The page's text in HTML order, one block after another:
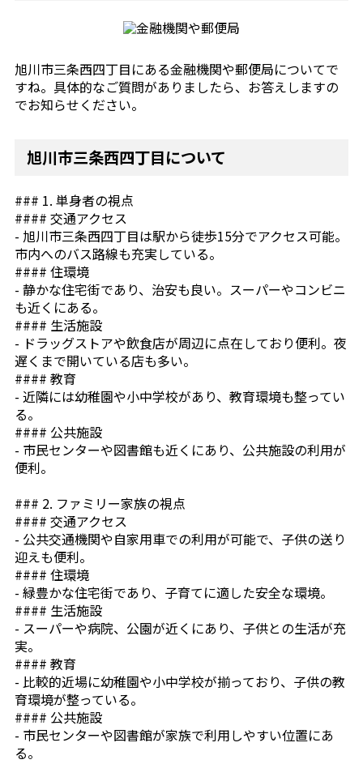
旭川市三条西四丁目にある金融機関や郵便局についてで
すね。具体的なご質問がありましたら、お答えしますの
でお知らせください。
旭川市三条西四丁目について
### 1. 単身者の視点
#### 交通アクセス
- 旭川市三条西四丁目は駅から徒歩15分でアクセス可能。
市内へのバス路線も充実している。
#### 住環境
- 静かな住宅街であり、治安も良い。スーパーやコンビニ
も近くにある。
#### 生活施設
- ドラッグストアや飲食店が周辺に点在しており便利。夜
遅くまで開いている店も多い。
#### 教育
- 近隣には幼稚園や小中学校があり、教育環境も整ってい
る。
#### 公共施設
- 市民センターや図書館も近くにあり、公共施設の利用が
便利。
### 2. ファミリー家族の視点
#### 交通アクセス
- 公共交通機関や自家用車での利用が可能で、子供の送り
迎えも便利。
#### 住環境
- 緑豊かな住宅街であり、子育てに適した安全な環境。
#### 生活施設
- スーパーや病院、公園が近くにあり、子供との生活が充
実。
#### 教育
- 比較的近場に幼稚園や小中学校が揃っており、子供の教
育環境が整っている。
#### 公共施設
- 市民センターや図書館が家族で利用しやすい位置にあ
る。